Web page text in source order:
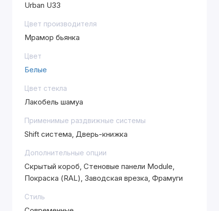
Urban U33
Цвет производителя
Мрамор бьянка
Цвет
Белые
Цвет стекла
Лакобель шамуа
Применимые раздвижные системы
Shift система, Дверь-книжка
Дополнительные опции
Скрытый короб, Стеновые панели Module,
Покраска (RAL), Заводская врезка, Фрамуги
Стиль